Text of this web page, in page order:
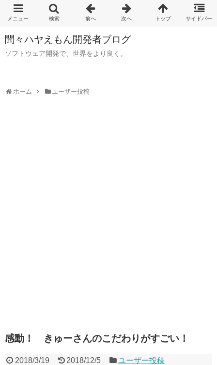
聞々ハヤえもん開発者ブログ
ソフトウェア開発で、世界をより良く。
ホーム ユーザー投稿
感動！ きゅーさんのこだわりがすごい！
2018/3/19 2018/12/5 ユーザー投稿